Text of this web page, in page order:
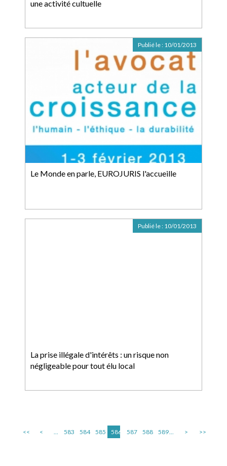
une activité cultuelle
Le Monde en parle, EUROJURIS l'accueille
Publié le : 10/01/2013
La prise illégale d'intérêts : un risque non
négligeable pour tout élu local
Publié le : 10/01/2013
<< < ... 583 584 585 586 587 588 589... > >>